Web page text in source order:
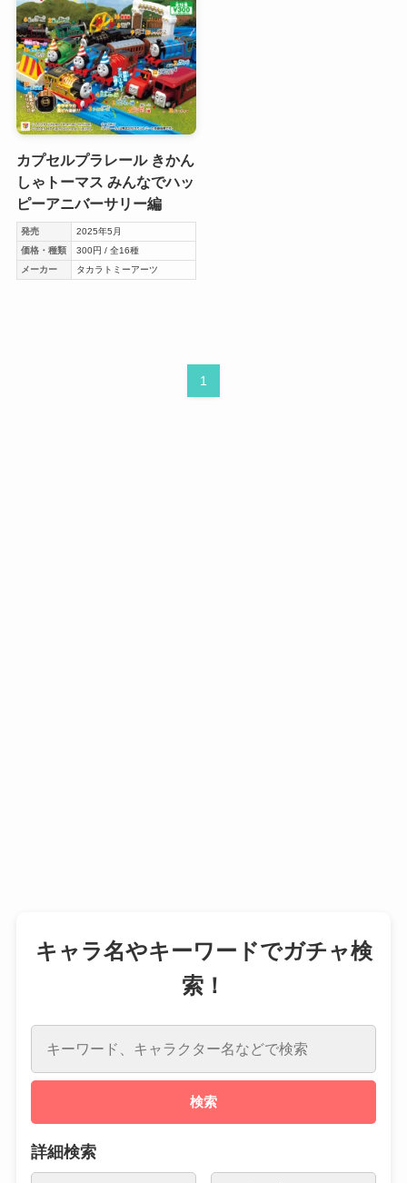
カプセルプラレール きかん
しゃトーマス みんなでハッ
ピーアニバーサリー編
発売
2025年5月
価格・種類
300円 / 全16種
メーカー
タカラトミーアーツ
1
キャラ名やキーワードでガチャ検
索！
検索
詳細検索